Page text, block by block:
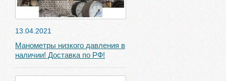
13.04.2021
Манометры низкого давления в
наличии! Доставка по РФ!